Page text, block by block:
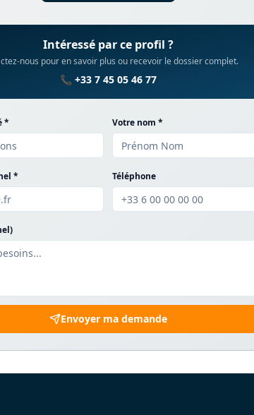
Intéressé par ce profil ?
nous pour en savoir plus ou recevoir le dossier complet.
📞 +33 7 45 05 46 77
* Votre nom *
* Téléphone
Envoyer ma demande